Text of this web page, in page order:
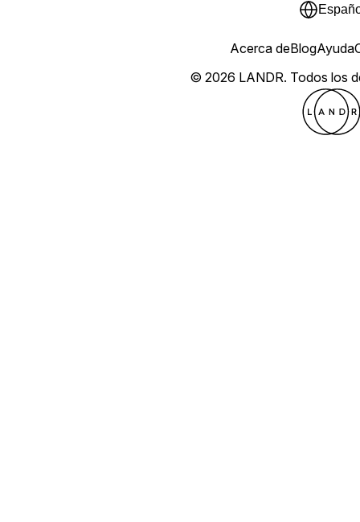
© 2026 LANDR. Todos los
Acerca deBlogAyuda